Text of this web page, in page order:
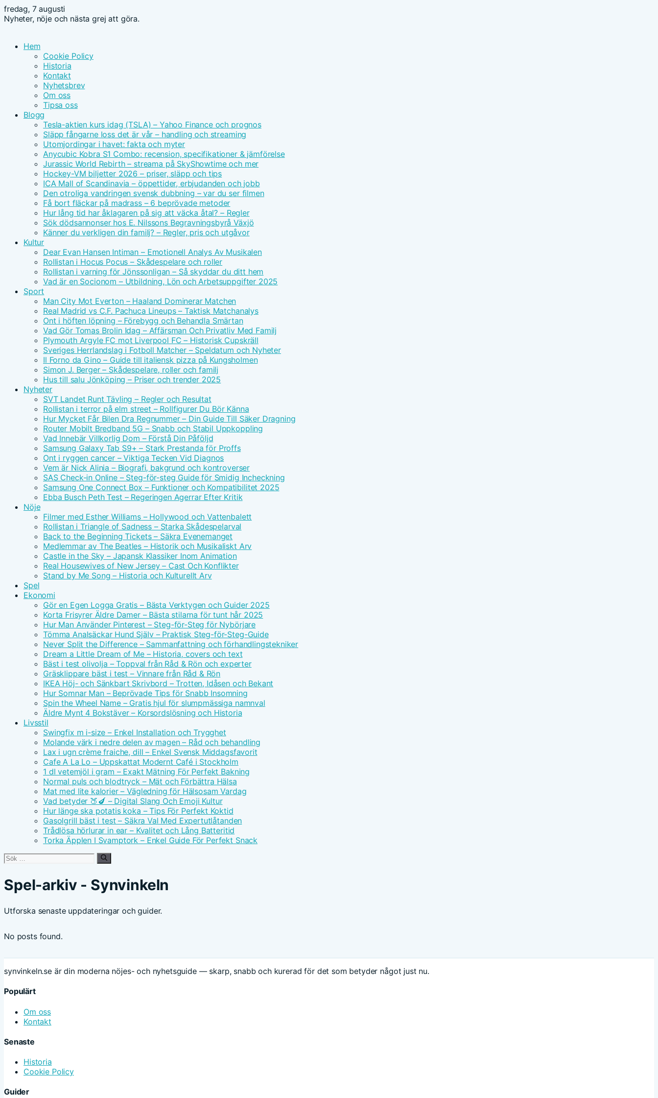
fredag, 7 augusti
Nyheter, nöje och nästa grej att göra.
Hem
Cookie Policy
Historia
Kontakt
Nyhetsbrev
Om oss
Tipsa oss
Blogg
Tesla-aktien kurs idag (TSLA) – Yahoo Finance och prognos
Släpp fångarne loss det är vår – handling och streaming
Utomjordingar i havet: fakta och myter
Anycubic Kobra S1 Combo: recension, specifikationer & jämförelse
Jurassic World Rebirth – streama på SkyShowtime och mer
Hockey-VM biljetter 2026 – priser, släpp och tips
ICA Mall of Scandinavia – öppettider, erbjudanden och jobb
Den otroliga vandringen svensk dubbning – var du ser filmen
Få bort fläckar på madrass – 6 beprövade metoder
Hur lång tid har åklagaren på sig att väcka åtal? – Regler
Sök dödsannonser hos E. Nilssons Begravningsbyrå Växjö
Känner du verkligen din familj? – Regler, pris och utgåvor
Kultur
Dear Evan Hansen Intiman – Emotionell Analys Av Musikalen
Rollistan i Hocus Pocus – Skådespelare och roller
Rollistan i varning för Jönssonligan – Så skyddar du ditt hem
Vad är en Socionom – Utbildning, Lön och Arbetsuppgifter 2025
Sport
Man City Mot Everton – Haaland Dominerar Matchen
Real Madrid vs C.F. Pachuca Lineups – Taktisk Matchanalys
Ont i höften löpning – Förebygg och Behandla Smärtan
Vad Gör Tomas Brolin Idag – Affärsman Och Privatliv Med Familj
Plymouth Argyle FC mot Liverpool FC – Historisk Cupskräll
Sveriges Herrlandslag i Fotboll Matcher – Speldatum och Nyheter
Il Forno da Gino – Guide till italiensk pizza på Kungsholmen
Simon J. Berger – Skådespelare, roller och familj
Hus till salu Jönköping – Priser och trender 2025
Nyheter
SVT Landet Runt Tävling – Regler och Resultat
Rollistan i terror på elm street – Rollfigurer Du Bör Känna
Hur Mycket Får Bilen Dra Regnummer – Din Guide Till Säker Dragning
Router Mobilt Bredband 5G – Snabb och Stabil Uppkoppling
Vad Innebär Villkorlig Dom – Förstå Din Påföljd
Samsung Galaxy Tab S9+ – Stark Prestanda för Proffs
Ont i ryggen cancer – Viktiga Tecken Vid Diagnos
Vem är Nick Alinia – Biografi, bakgrund och kontroverser
SAS Check-in Online – Steg-för-steg Guide för Smidig Incheckning
Samsung One Connect Box – Funktioner och Kompatibilitet 2025
Ebba Busch Peth Test – Regeringen Agerrar Efter Kritik
Nöje
Filmer med Esther Williams – Hollywood och Vattenbalett
Rollistan i Triangle of Sadness – Starka Skådespelarval
Back to the Beginning Tickets – Säkra Evenemanget
Medlemmar av The Beatles – Historik och Musikaliskt Arv
Castle in the Sky – Japansk Klassiker Inom Animation
Real Housewives of New Jersey – Cast Och Konflikter
Stand by Me Song – Historia och Kulturellt Arv
Spel
Ekonomi
Gör en Egen Logga Gratis – Bästa Verktygen och Guider 2025
Korta Frisyrer Äldre Damer – Bästa stilarna för tunt hår 2025
Hur Man Använder Pinterest – Steg-för-Steg för Nybörjare
Tömma Analsäckar Hund Själv – Praktisk Steg-för-Steg-Guide
Never Split the Difference – Sammanfattning och förhandlingstekniker
Dream a Little Dream of Me – Historia, covers och text
Bäst i test olivolja – Toppval från Råd & Rön och experter
Gräsklippare bäst i test – Vinnare från Råd & Rön
IKEA Höj- och Sänkbart Skrivbord – Trotten, Idåsen och Bekant
Hur Somnar Man – Beprövade Tips för Snabb Insomning
Spin the Wheel Name – Gratis hjul för slumpmässiga namnval
Äldre Mynt 4 Bokstäver – Korsordslösning och Historia
Livsstil
Swingfix m i-size – Enkel Installation och Trygghet
Molande värk i nedre delen av magen – Råd och behandling
Lax i ugn crème fraiche, dill – Enkel Svensk Middagsfavorit
Cafe A La Lo – Uppskattat Modernt Café i Stockholm
1 dl vetemjöl i gram – Exakt Mätning För Perfekt Bakning
Normal puls och blodtryck – Mät och Förbättra Hälsa
Mat med lite kalorier – Vägledning för Hälsosam Vardag
Vad betyder 🍑🍆 – Digital Slang Och Emoji Kultur
Hur länge ska potatis koka – Tips För Perfekt Koktid
Gasolgrill bäst i test – Säkra Val Med Expertutlåtanden
Trådlösa hörlurar in ear – Kvalitet och Lång Batteritid
Torka Äpplen I Svamptork – Enkel Guide För Perfekt Snack
Sök
Spel-arkiv - Synvinkeln
Utforska senaste uppdateringar och guider.
No posts found.
synvinkeln.se är din moderna nöjes- och nyhetsguide — skarp, snabb och kurerad för det som betyder något just nu.
Populärt
Om oss
Kontakt
Senaste
Historia
Cookie Policy
Guider